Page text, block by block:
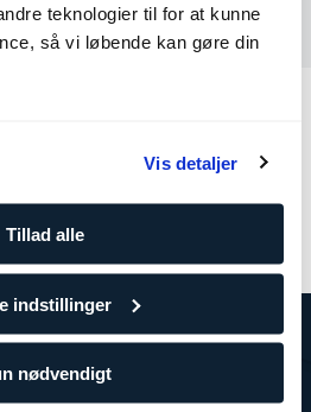
teknologier til for at kunne
så vi løbende kan gøre din
Vis detaljer
Tillad alle
indstillinger
nødvendigt